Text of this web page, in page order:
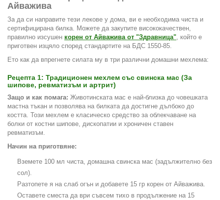
Айважива
За да си направите тези лекове у дома, ви е необходима чиста и
сертифицирана билка. Можете да закупите висококачествен,
правилно изсушен корен от Айважива от "Здравница" , който е
приготвен изцяло според стандартите на БДС 1550-85.
Ето как да впрегнете силата му в три различни домашни мехлема:
Рецепта 1: Традиционен мехлем със свинска мас (За
шипове, ревматизъм и артрит)
Защо и как помага: Животинската мас е най-близка до човешката
мастна тъкан и позволява на билката да достигне дълбоко до
костта. Този мехлем е класическо средство за облекчаване на
болки от костни шипове, дископатии и хроничен ставен
ревматизъм.
Начин на приготвяне:
Вземете 100 мл чиста, домашна свинска мас (задължително без
сол).
Разтопете я на слаб огън и добавете 15 гр корен от Айважива.
Оставете сместа да ври съвсем тихо в продължение на 15